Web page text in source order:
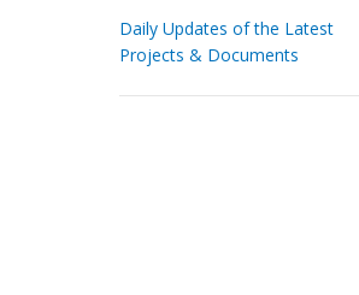
Daily Updates of the Latest
Projects & Documents